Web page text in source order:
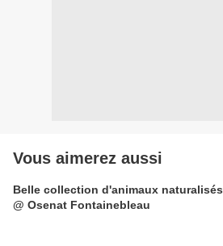
Vous aimerez aussi
Belle collection d'animaux naturalisés
@ Osenat Fontainebleau